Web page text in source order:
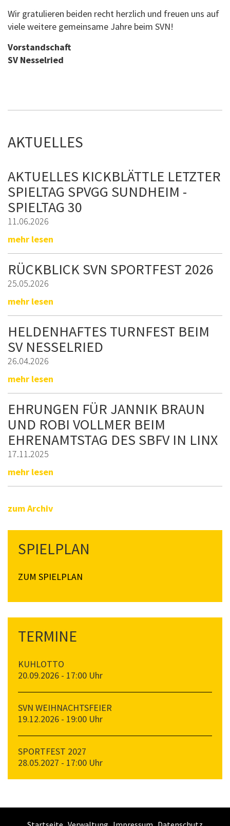
Wir gratulieren beiden recht herzlich und freuen uns auf
viele weitere gemeinsame Jahre beim SVN!
Vorstandschaft
SV Nesselried
AKTUELLES
AKTUELLES KICKBLÄTTLE LETZTER
SPIELTAG SPVGG SUNDHEIM -
SPIELTAG 30
11.06.2026
mehr lesen
RÜCKBLICK SVN SPORTFEST 2026
25.05.2026
mehr lesen
HELDENHAFTES TURNFEST BEIM
SV NESSELRIED
26.04.2026
mehr lesen
EHRUNGEN FÜR JANNIK BRAUN
UND ROBI VOLLMER BEIM
EHRENAMTSTAG DES SBFV IN LINX
17.11.2025
mehr lesen
zum Archiv
SPIELPLAN
ZUM SPIELPLAN
TERMINE
KUHLOTTO
20.09.2026 - 17:00 Uhr
SVN WEIHNACHTSFEIER
19.12.2026 - 19:00 Uhr
SPORTFEST 2027
28.05.2027 - 17:00 Uhr